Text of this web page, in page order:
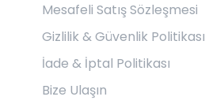
Mesafeli Satış Sözleşmesi
Gizlilik & Güvenlik Politikası
İade & İptal Politikası
Bize Ulaşın